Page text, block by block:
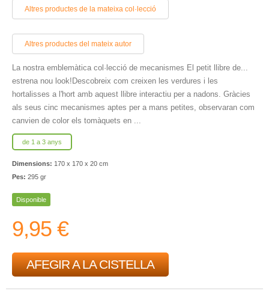
Altres productes de la mateixa col·lecció
Altres productes del mateix autor
La nostra emblemàtica col·lecció de mecanismes El petit llibre de...
estrena nou look!Descobreix com creixen les verdures i les
hortalisses a l'hort amb aquest llibre interactiu per a nadons. Gràcies
als seus cinc mecanismes aptes per a mans petites, observaran com
canvien de color els tomàquets en ...
de 1 a 3 anys
Dimensions: 170 x 170 x 20 cm
Pes: 295 gr
Disponible
9,95 €
AFEGIR A LA CISTELLA